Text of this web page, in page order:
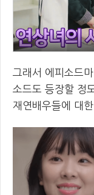
그래서 에피소드
소드도 등장할 정
재연배우들에 대